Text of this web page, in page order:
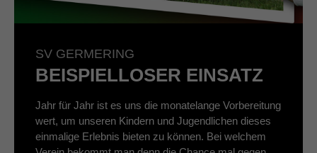
SV GERMERING
BEISPIELLOSER EINSATZ
Jahr für Jahr ist es uns die monatelange Vorbereitung
wert, um unseren Kindern und Jugendlichen dieses
einmalige Erlebnis bieten zu können. Bei welchem